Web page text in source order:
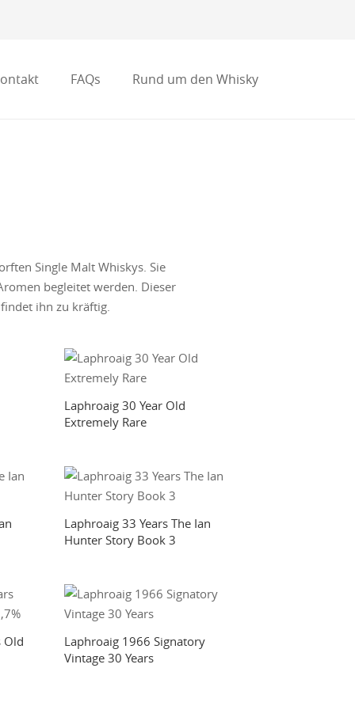
FAQs Rund um den Whisky
Single Malt Whiskys. Sie
begleitet werden. Dieser
ihn zu kräftig.
Laphroaig 30 Year Old
Extremely Rare
Laphroaig 33 Years The Ian
Hunter Story Book 3
Old
Laphroaig 1966 Signatory
Vintage 30 Years